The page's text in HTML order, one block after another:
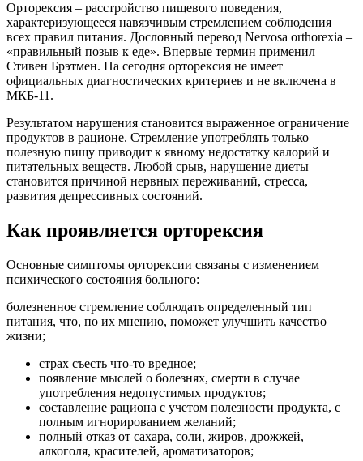
Орторексия – расстройство пищевого поведения,
характеризующееся навязчивым стремлением соблюдения
всех правил питания. Дословный перевод Nervosa orthorexia –
«правильный позыв к еде». Впервые термин применил
Стивен Брэтмен. На сегодня орторексия не имеет
официальных диагностических критериев и не включена в
МКБ-11.
Результатом нарушения становится выраженное ограничение
продуктов в рационе. Стремление употреблять только
полезную пищу приводит к явному недостатку калорий и
питательных веществ. Любой срыв, нарушение диеты
становится причиной нервных переживаний, стресса,
развития депрессивных состояний.
Как проявляется орторексия
Основные симптомы орторексии связаны с изменением
психического состояния больного:
болезненное стремление соблюдать определенный тип
питания, что, по их мнению, поможет улучшить качество
жизни;
страх съесть что-то вредное;
появление мыслей о болезнях, смерти в случае
употребления недопустимых продуктов;
составление рациона с учетом полезности продукта, с
полным игнорированием желаний;
полный отказ от сахара, соли, жиров, дрожжей,
алкоголя, красителей, ароматизаторов;